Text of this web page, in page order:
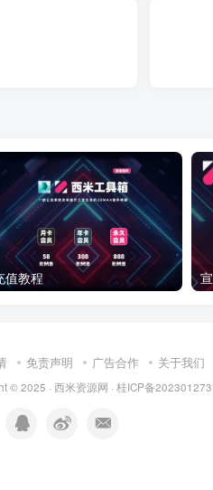
值教程
免责声明 广告合作 关于我们
© 2025 · 西米资源网 · 桂ICP备